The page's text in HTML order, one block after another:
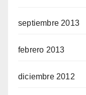
septiembre 2013
febrero 2013
diciembre 2012